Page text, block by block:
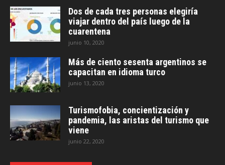
Dos de cada tres personas elegiría
viajar dentro del país luego de la
cuarentena
junio 10, 2020
Más de ciento sesenta argentinos se
capacitan en idioma turco
junio 13, 2020
Turismofobia, concientización y
pandemia, las aristas del turismo que
viene
junio 22, 2020